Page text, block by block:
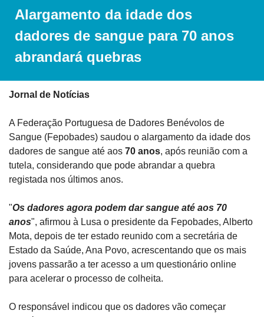
Alargamento da idade dos
dadores de sangue para 70 anos
abrandará quebras
Jornal de Notícias
A Federação Portuguesa de Dadores Benévolos de
Sangue (Fepobades) saudou o alargamento da idade dos
dadores de sangue até aos 70 anos, após reunião com a
tutela, considerando que pode abrandar a quebra
registada nos últimos anos.
"Os dadores agora podem dar sangue até aos 70
anos", afirmou à Lusa o presidente da Fepobades, Alberto
Mota, depois de ter estado reunido com a secretária de
Estado da Saúde, Ana Povo, acrescentando que os mais
jovens passarão a ter acesso a um questionário online
para acelerar o processo de colheita.
O responsável indicou que os dadores vão começar